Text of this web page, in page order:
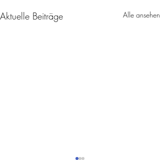
Aktuelle Beiträge Alle ansehen